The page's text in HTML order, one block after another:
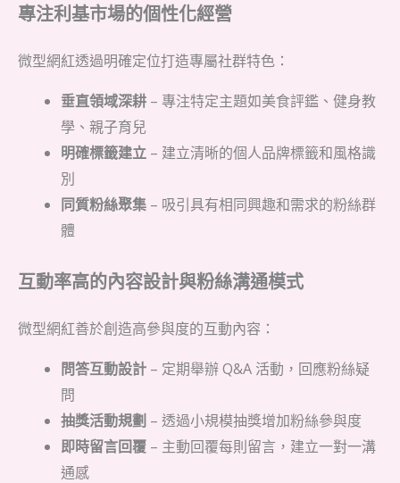
專注利基市場的個性化經營
微型網紅透過明確定位打造專屬社群特色：
垂直領域深耕 – 專注特定主題如美食評鑑、健身教
學、親子育兒
明確標籤建立 – 建立清晰的個人品牌標籤和風格識
別
同質粉絲聚集 – 吸引具有相同興趣和需求的粉絲群
體
互動率高的內容設計與粉絲溝通模式
微型網紅善於創造高參與度的互動內容：
問答互動設計 – 定期舉辦 Q&A 活動，回應粉絲疑
問
抽獎活動規劃 – 透過小規模抽獎增加粉絲參與度
即時留言回覆 – 主動回覆每則留言，建立一對一溝
通感